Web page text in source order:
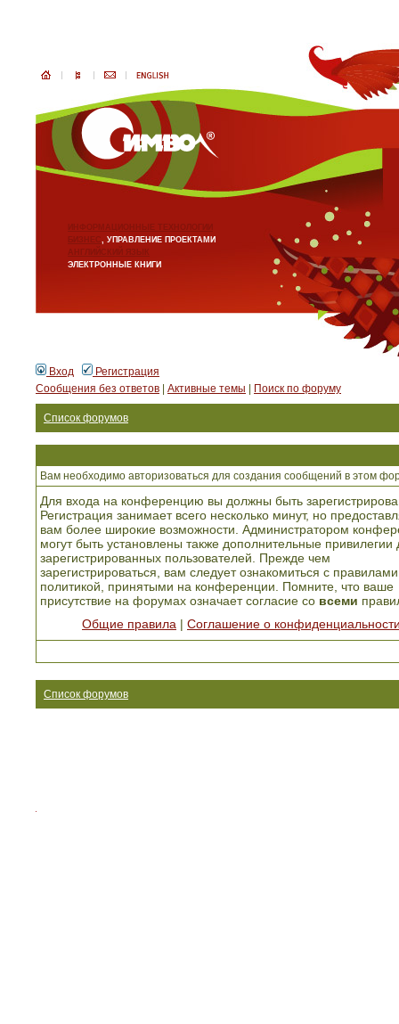
ИНФОРМАЦИОННЫЕ ТЕХНОЛОГИИ
БИЗНЕС, УПРАВЛЕНИЕ ПРОЕКТАМИ
АНГЛИЙСКИЙ ЯЗЫК
ЭЛЕКТРОННЫЕ КНИГИ
Вход
Регистрация
Сообщения без ответов
Активные темы Поиск по форуму
Список форумов
Вам необходимо авторизоваться для создания сообщений в этом
Для входа на конференцию вы должны быть
Регистрация занимает всего несколько минут, но
вам более широкие возможности. Администратором
могут быть установлены также дополнительные привилегии
зарегистрированных пользователей. Прежде чем
зарегистрироваться, вам следует ознакомиться с
политикой, принятыми на конференции. Помните, что ваше
присутствие на форумах означает согласие со всеми
Общие правила
Соглашение о
Список форумов